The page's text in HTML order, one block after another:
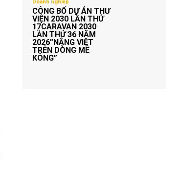
Doanh nghiệp
CÔNG BỐ DỰ ÁN THƯ
VIỆN 2030 LẦN THỨ
17CARAVAN 2030
LẦN THỨ 36 NĂM
2026”NẮNG VIỆT
TRÊN DÒNG MÊ
KÔNG”